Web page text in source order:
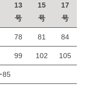
13
号
15
号
17
号
78 81 84
99 102 105
85